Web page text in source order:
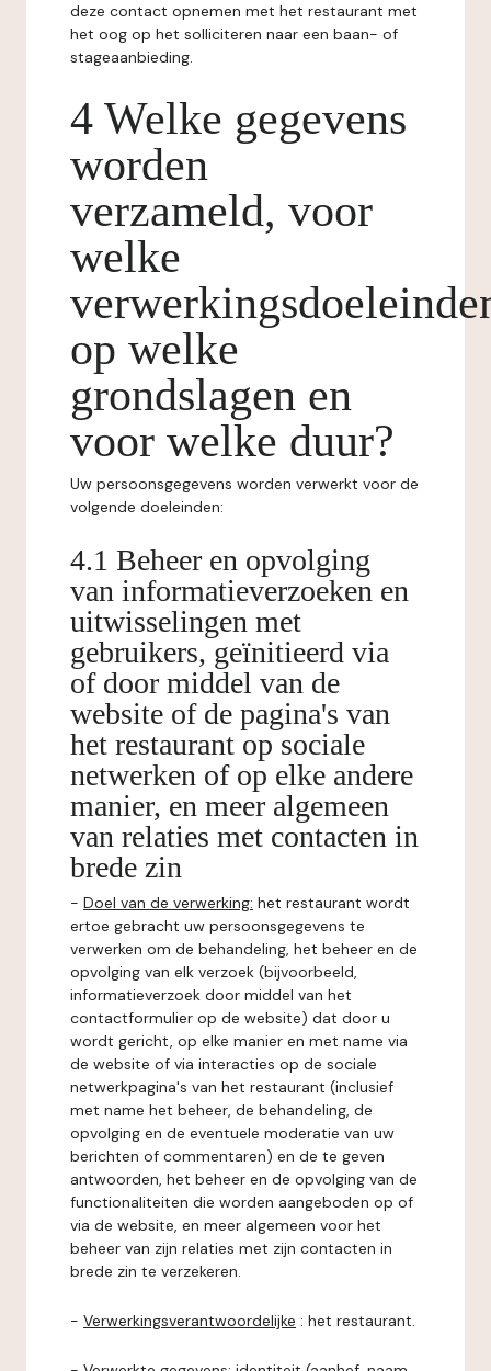
deze contact opnemen met het restaurant met
het oog op het solliciteren naar een baan- of
stageaanbieding.
4 Welke gegevens
worden
verzameld, voor
welke
op welke
grondslagen en
voor welke duur?
Uw persoonsgegevens worden verwerkt voor de
volgende doeleinden:
4.1 Beheer en opvolging
van informatieverzoeken en
uitwisselingen met
gebruikers, geïnitieerd via
of door middel van de
website of de pagina's van
het restaurant op sociale
netwerken of op elke andere
manier, en meer algemeen
van relaties met contacten in
brede zin
- Doel van de verwerking: het restaurant wordt
ertoe gebracht uw persoonsgegevens te
verwerken om de behandeling, het beheer en de
opvolging van elk verzoek (bijvoorbeeld,
informatieverzoek door middel van het
contactformulier op de website) dat door u
wordt gericht, op elke manier en met name via
de website of via interacties op de sociale
netwerkpagina's van het restaurant (inclusief
met name het beheer, de behandeling, de
opvolging en de eventuele moderatie van uw
berichten of commentaren) en de te geven
antwoorden, het beheer en de opvolging van de
functionaliteiten die worden aangeboden op of
via de website, en meer algemeen voor het
beheer van zijn relaties met zijn contacten in
brede zin te verzekeren.
- Verwerkingsverantwoordelijke : het restaurant.